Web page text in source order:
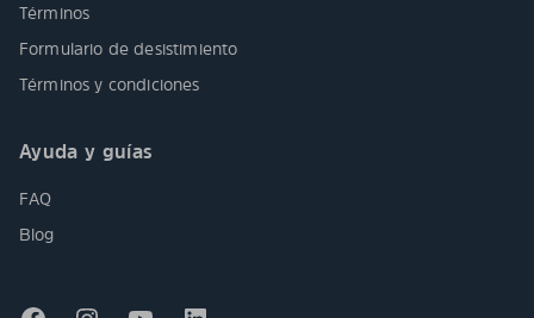
Términos
Formulario de desistimiento
Términos y condiciones
Ayuda y guías
FAQ
Blog